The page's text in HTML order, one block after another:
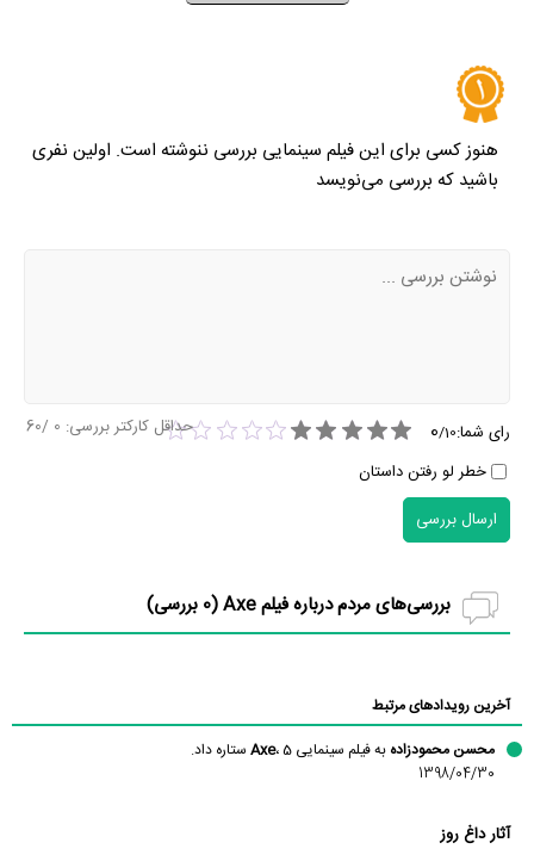
هنوز کسی برای این فیلم سینمایی بررسی ننوشته است. اولین نفری
باشید که بررسی می‌نویسد
رای شما: 0/10
خطر لو رفتن داستان
حداقل کارکتر بررسی: 0
/60
ارسال بررسی
بررسی‌های مردم درباره فیلم Axe ( 0 بررسی)
آخرین رویدادهای مرتبط
محسن محمودزاده به فیلم سینمایی Axe، 5 ستاره داد.
1398/04/30
آثار داغ روز